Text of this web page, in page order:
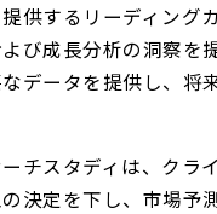
供するリーディング
び成長分析の洞察を
データを提供し、将
チスタディは、クラ
決定を下し、市場予